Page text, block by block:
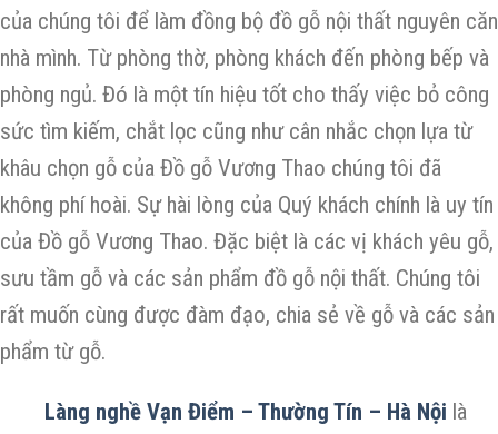
của chúng tôi để làm đồng bộ đồ gỗ nội thất nguyên căn
nhà mình. Từ phòng thờ, phòng khách đến phòng bếp và
phòng ngủ. Đó là một tín hiệu tốt cho thấy việc bỏ công
sức tìm kiếm, chắt lọc cũng như cân nhắc chọn lựa từ
khâu chọn gỗ của Đồ gỗ Vương Thao chúng tôi đã
không phí hoài. Sự hài lòng của Quý khách chính là uy tín
của Đồ gỗ Vương Thao. Đặc biệt là các vị khách yêu gỗ,
sưu tầm gỗ và các sản phẩm đồ gỗ nội thất. Chúng tôi
rất muốn cùng được đàm đạo, chia sẻ về gỗ và các sản
phẩm từ gỗ.
Làng nghề Vạn Điểm – Thường Tín – Hà Nội là